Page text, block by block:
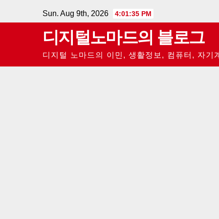
to
Sun. Aug 9th, 2026 4:01:36 PM
디지털노마드의 블로그
디지털 노마드의 이민, 생활정보, 컴퓨터, 자기